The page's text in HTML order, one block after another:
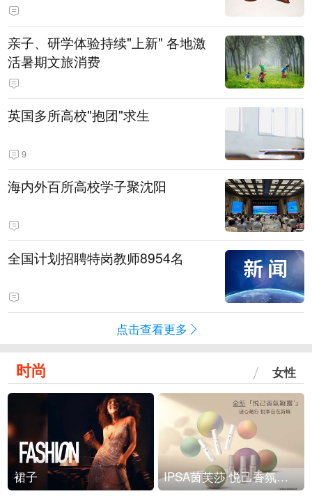
亲子、研学体验持续"上新" 各地激
活暑期文旅消费
英国多所高校"抱团"求生
9
海内外百所高校学子聚沈阳
全国计划招聘特岗教师8954名
点击查看更多
时尚 女性
裙子 IPSA茵芙莎 悦己香氛凝露上市